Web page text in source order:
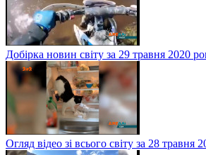
Добірка новин світу за 29 травня 2020
Огляд відео зі всього світу за 28 травня